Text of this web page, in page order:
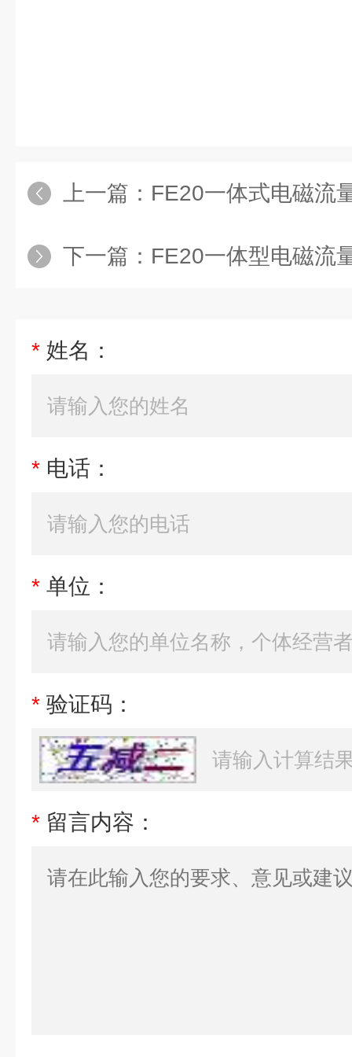
上一篇： FE20一体式电磁流
下一篇： FE20一体型电磁流
* 姓名：
* 电话：
* 单位：
* 验证码：
* 留言内容：